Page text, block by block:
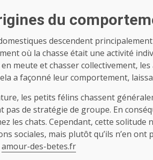
du
descendent
où la chasse était une activité
meute et chasser collectivement,
a façonné leur comportement,
les petits félins chassent
pas de stratégie de groupe. En
les chats. Cependant, cette solitude
sociales, mais plutôt qu’ils n’en
amour-des-betes.fr